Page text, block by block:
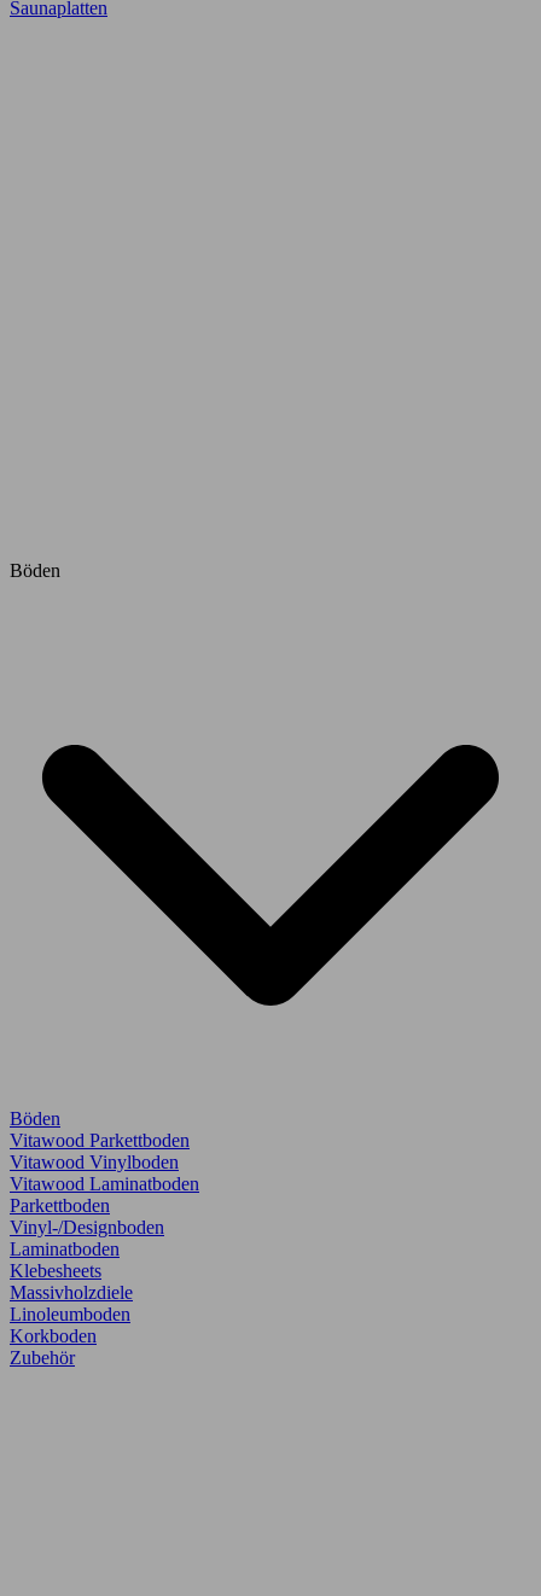
Saunaplatten
Böden
Böden
Vitawood Parkettboden
Vitawood Vinylboden
Vitawood Laminatboden
Parkettboden
Vinyl-/Designboden
Laminatboden
Klebesheets
Massivholzdiele
Linoleumboden
Korkboden
Zubehör